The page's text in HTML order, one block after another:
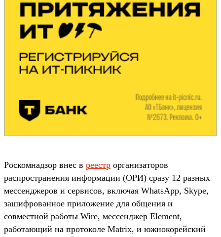
Роскомнадзор внес в реестр организаторов
распространения информации (ОРИ) сразу 12 разных
мессенджеров и сервисов, включая WhatsApp, Skype,
зашифрованное приложение для общения и
совместной работы Wire, мессенджер Element,
работающий на протоколе Matrix, и южнокорейский